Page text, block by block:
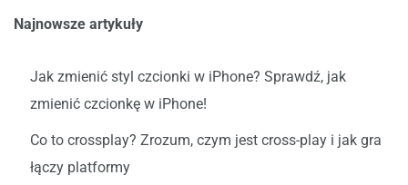
Najnowsze artykuły
Jak zmienić styl czcionki w iPhone? Sprawdź, jak
zmienić czcionkę w iPhone!
Co to crossplay? Zrozum, czym jest cross-play i jak gra
łączy platformy